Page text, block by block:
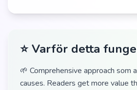
⭐ Varför detta
🌱 Comprehensive approach som
causes. Readers get more value